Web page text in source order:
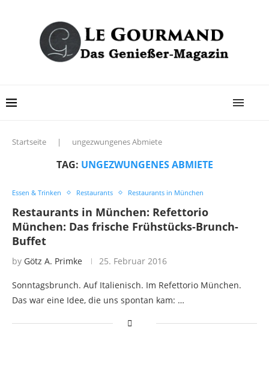
Startseite | ungezwungenes Abmiete
TAG: UNGEZWUNGENES ABMIETE
Essen & Trinken Restaurants Restaurants in München
Restaurants in München: Refettorio
München: Das frische Frühstücks-Brunch-
Buffet
by Götz A. Primke 25. Februar 2016
Sonntagsbrunch. Auf Italienisch. Im Refettorio München.
Das war eine Idee, die uns spontan kam: …